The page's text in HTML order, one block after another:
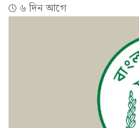
৬ দিন আগে